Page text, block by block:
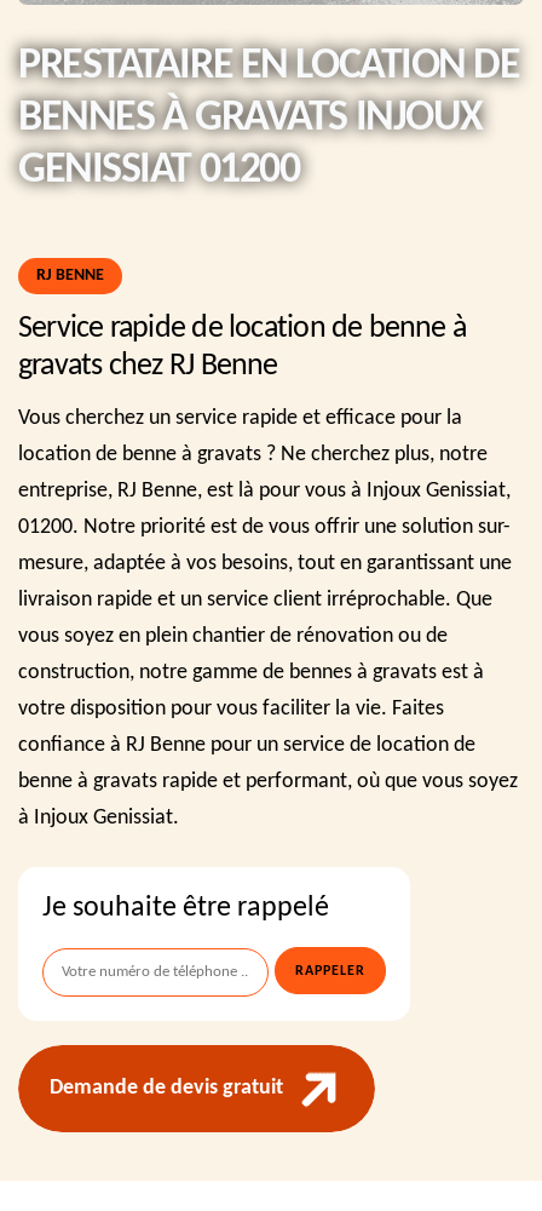
PRESTATAIRE EN LOCATION DE
BENNES À GRAVATS INJOUX
GENISSIAT 01200
RJ BENNE
Service rapide de location de benne à
gravats chez RJ Benne
Vous cherchez un service rapide et efficace pour la
location de benne à gravats ? Ne cherchez plus, notre
entreprise, RJ Benne, est là pour vous à Injoux Genissiat,
01200. Notre priorité est de vous offrir une solution sur-
mesure, adaptée à vos besoins, tout en garantissant une
livraison rapide et un service client irréprochable. Que
vous soyez en plein chantier de rénovation ou de
construction, notre gamme de bennes à gravats est à
votre disposition pour vous faciliter la vie. Faites
confiance à RJ Benne pour un service de location de
benne à gravats rapide et performant, où que vous soyez
à Injoux Genissiat.
Je souhaite être rappelé
Demande de devis gratuit